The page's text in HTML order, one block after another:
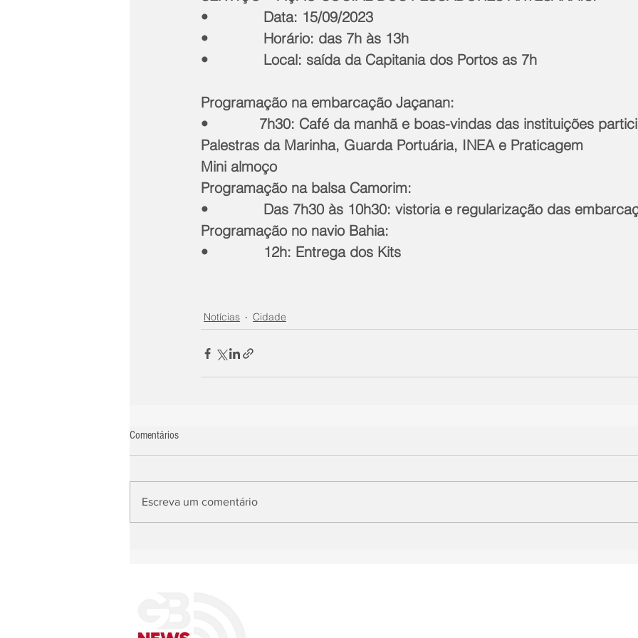
•             Data: 15/09/2023
•             Horário: das 7h às 13h
•             Local: saída da Capitania dos Portos as 7h
Programação na embarcação Jaçanan:
•            7h30: Café da manhã e boas-vindas das instituições
Palestras da Marinha, Guarda Portuária, INEA e Praticagem
Mini almoço
Programação na balsa Camorim:
•             Das 7h30 às 10h30: vistoria e regularização das
Programação no navio Bahia:
•             12h: Entrega dos Kits
Notícias Cidade
Comentários
Escreva um comentário